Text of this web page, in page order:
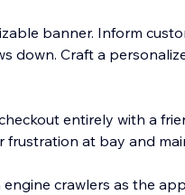
banner. Inform
down. Craft a
entirely with a
frustration at bay and
crawlers as the